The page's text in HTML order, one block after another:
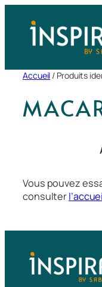
contenu
Accueil / Produits
Vous pouvez
consulter